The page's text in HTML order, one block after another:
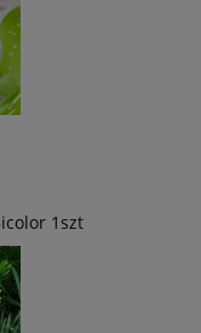
1szt